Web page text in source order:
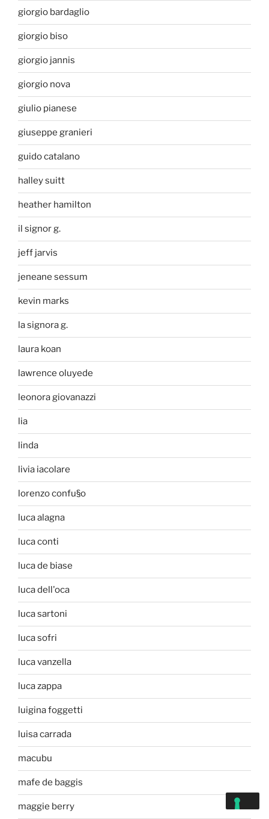
giorgio bardaglio
giorgio biso
giorgio jannis
giorgio nova
giulio pianese
giuseppe granieri
guido catalano
halley suitt
heather hamilton
il signor g.
jeff jarvis
jeneane sessum
kevin marks
la signora g.
laura koan
lawrence oluyede
leonora giovanazzi
lia
linda
livia iacolare
lorenzo confu§o
luca alagna
luca conti
luca de biase
luca dell'oca
luca sartoni
luca sofri
luca vanzella
luca zappa
luigina foggetti
luisa carrada
macubu
mafe de baggis
maggie berry